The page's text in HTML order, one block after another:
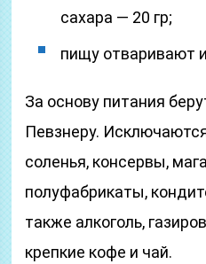
сахара — 20 гр;
пищу отваривают
За основу питания
Певзнеру.
соленья, консервы,
полуфабрикаты,
также алкоголь,
крепкие кофе и чай.